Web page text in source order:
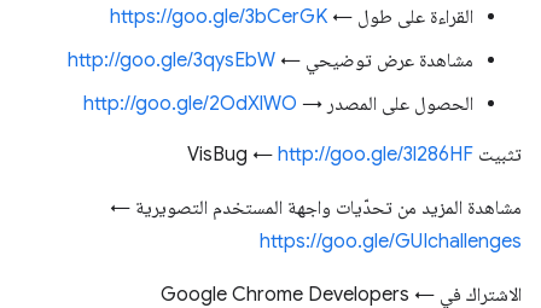
القراءة على طول ← https://goo.gle/3bCerGK
مشاهدة عرض توضيحي ← http://goo.gle/3qysEbW
الحصول على المصدر → http://goo.gle/2OdXlWO
تثبيت VisBug ← http://goo.gle/3l286HF
مشاهدة المزيد من تحدّيات واجهة المستخدم التصويرية ←
https://goo.gle/GUIchallenges
الاشتراك في Google Chrome Developers ←